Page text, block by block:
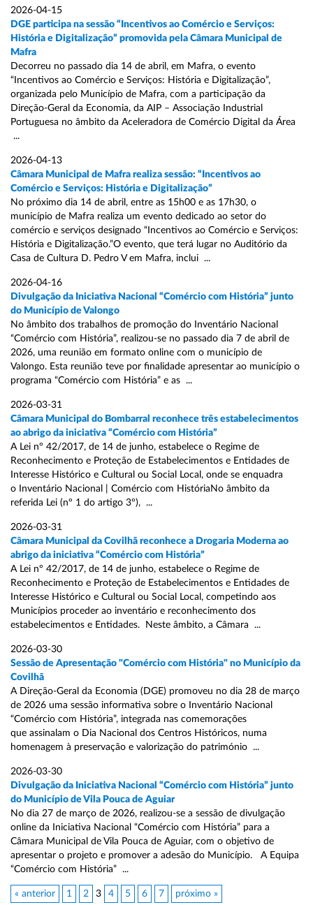
2026-04-15
DGE participa na sessão “Incentivos ao Comércio e Serviços:
História e Digitalização” promovida pela Câmara Municipal de
Mafra
Decorreu no passado dia 14 de abril, em Mafra, o evento
“Incentivos ao Comércio e Serviços: História e Digitalização”,
organizada pelo Município de Mafra, com a participação da
Direção-Geral da Economia, da AIP – Associação Industrial
Portuguesa no âmbito da Aceleradora de Comércio Digital da Área
...
2026-04-13
Câmara Municipal de Mafra realiza sessão: “Incentivos ao
Comércio e Serviços: História e Digitalização”
No próximo dia 14 de abril, entre as 15h00 e as 17h30, o
município de Mafra realiza um evento dedicado ao setor do
comércio e serviços designado “Incentivos ao Comércio e Serviços:
História e Digitalização.”O evento, que terá lugar no Auditório da
Casa de Cultura D. Pedro V em Mafra, inclui ...
2026-04-16
Divulgação da Iniciativa Nacional “Comércio com História” junto
do Município de Valongo
No âmbito dos trabalhos de promoção do Inventário Nacional
“Comércio com História”, realizou-se no passado dia 7 de abril de
2026, uma reunião em formato online com o município de
Valongo. Esta reunião teve por finalidade apresentar ao município o
programa “Comércio com História” e as ...
2026-03-31
Câmara Municipal do Bombarral reconhece três estabelecimentos
ao abrigo da iniciativa “Comércio com História”
A Lei nº 42/2017, de 14 de junho, estabelece o Regime de
Reconhecimento e Proteção de Estabelecimentos e Entidades de
Interesse Histórico e Cultural ou Social Local, onde se enquadra
o Inventário Nacional | Comércio com HistóriaNo âmbito da
referida Lei (nº 1 do artigo 3º), ...
2026-03-31
Câmara Municipal da Covilhã reconhece a Drogaria Moderna ao
abrigo da iniciativa “Comércio com História”
A Lei nº 42/2017, de 14 de junho, estabelece o Regime de
Reconhecimento e Proteção de Estabelecimentos e Entidades de
Interesse Histórico e Cultural ou Social Local, competindo aos
Municípios proceder ao inventário e reconhecimento dos
estabelecimentos e Entidades. Neste âmbito, a Câmara ...
2026-03-30
Sessão de Apresentação "Comércio com História" no Município da
Covilhã
A Direção-Geral da Economia (DGE) promoveu no dia 28 de março
de 2026 uma sessão informativa sobre o Inventário Nacional
“Comércio com História”, integrada nas comemorações
que assinalam o Dia Nacional dos Centros Históricos, numa
homenagem à preservação e valorização do património ...
2026-03-30
Divulgação da Iniciativa Nacional “Comércio com História” junto
do Município de Vila Pouca de Aguiar
No dia 27 de março de 2026, realizou-se a sessão de divulgação
online da Iniciativa Nacional “Comércio com História” para a
Câmara Municipal de Vila Pouca de Aguiar, com o objetivo de
apresentar o projeto e promover a adesão do Município. A Equipa
“Comércio com História” ...
« anterior 1 2 3 4 5 6 7 próximo »